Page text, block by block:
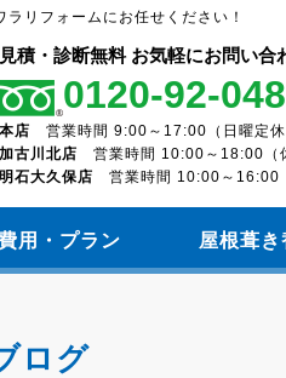
リフォームにお任せください！
見積・診断無料 お気軽にお問い合
0120-92-
本店 営業時間 9:00～17:00（日曜定休
加古川北店 営業時間 10:00～18:00（
明石大久保店 営業時間 10:00～16:00
用・プラン 屋根葺き
ログ